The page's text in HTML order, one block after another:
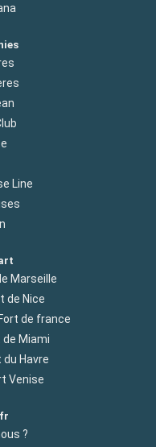
Line
Marseille
de Nice
de france
Miami
Havre
Venise
?